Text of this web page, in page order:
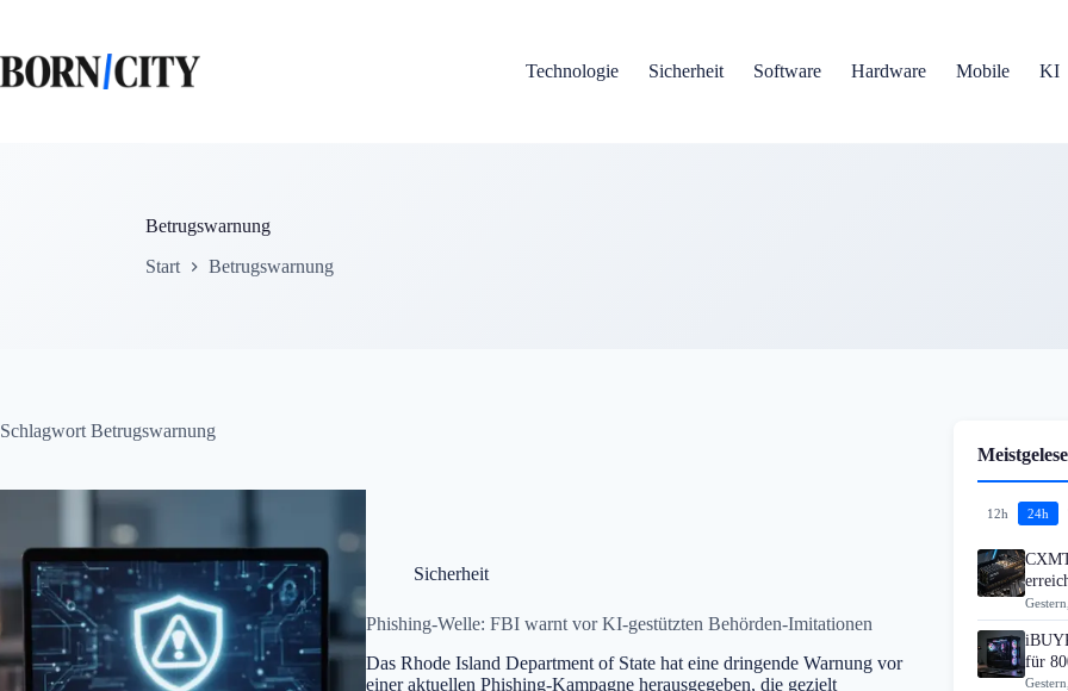
springen
Technologie
Sicherheit Software Hardware Mobile KI
Betrugswarnung
Start Betrugswarnung
Schlagwort Betrugswarnung
Sicherheit
Phishing-Welle: FBI warnt vor KI-gestützten Behörden-Imitationen
Das Rhode Island Department of State hat eine dringende Warnung vor
einer aktuellen Phishing-Kampagne herausgegeben, die gezielt
12h 24h
für